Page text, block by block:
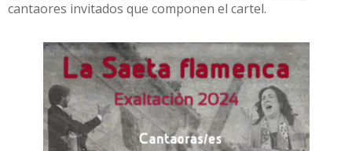
cantaores invitados que componen el cartel.